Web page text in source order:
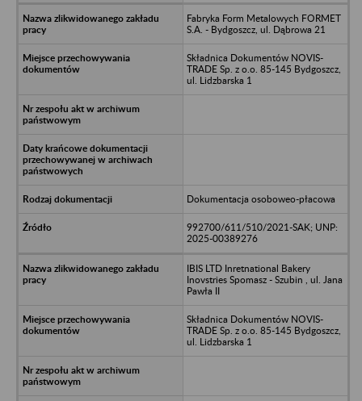
Fabryka Form Metalowych FORMET
S.A. - Bydgoszcz, ul. Dąbrowa 21
Składnica Dokumentów NOVIS-
TRADE Sp. z o.o. 85-145 Bydgoszcz,
ul. Lidzbarska 1
Dokumentacja osoboweo-płacowa
992700/611/510/2021-SAK; UNP:
2025-00389276
IBIS LTD Inretnational Bakery
Inovstries Spomasz - Szubin , ul. Jana
Pawła II
Składnica Dokumentów NOVIS-
TRADE Sp. z o.o. 85-145 Bydgoszcz,
ul. Lidzbarska 1